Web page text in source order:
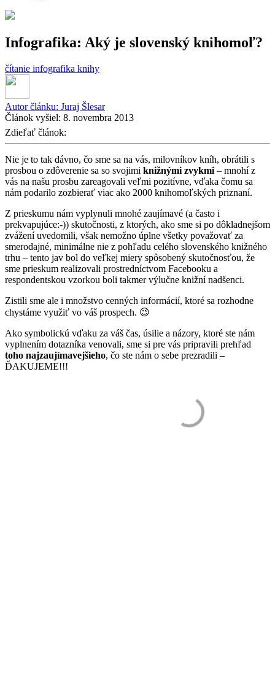
Infografika: Aký je slovenský knihomoľ?
čítanie infografika knihy
Autor článku: Juraj Šlesar
Článok vyšiel: 8. novembra 2013
Zdieľať článok:
Nie je to tak dávno, čo sme sa na vás, milovníkov kníh, obrátili s
prosbou o zdôverenie sa so svojimi knižnými zvykmi – mnohí z
vás na našu prosbu zareagovali veľmi pozitívne, vďaka čomu sa
nám podarilo zozbierať viac ako 2000 knihomoľských priznaní.
Z prieskumu nám vyplynuli mnohé zaujímavé (a často i
prekvapujúce:-)) skutočnosti, z ktorých, ako sme si po dôkladnejšom
zvážení uvedomili, však nemožno úplne všetky považovať za
smerodajné, minimálne nie z pohľadu celého slovenského knižného
trhu – tento jav bol do veľkej miery spôsobený skutočnosťou, že
sme prieskum realizovali prostredníctvom Facebooku a
respondentskou vzorkou boli takmer výlučne knižní nadšenci.
Zistili sme ale i množstvo cenných informácií, ktoré sa rozhodne
chystáme využiť vo váš prospech. 😉
Ako symbolickú vďaku za váš čas, úsilie a názory, ktoré ste nám
vyplnením dotazníka venovali, sme si pre vás pripravili prehľad
toho najzaujímavejšieho, čo ste nám o sebe prezradili –
ĎAKUJEME!!!